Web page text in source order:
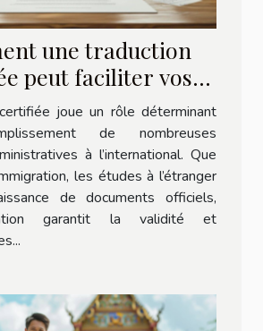
une traduction
peut faciliter vos
administratives ?
joue un rôle déterminant
de nombreuses
à l’international. Que
les études à l’étranger
de documents officiels,
garantit la validité et